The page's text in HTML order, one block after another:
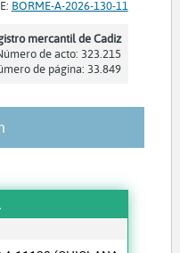
BORME-A-2026-130-11
mercantil de Cadiz
de acto: 323.215
de página: 33.849